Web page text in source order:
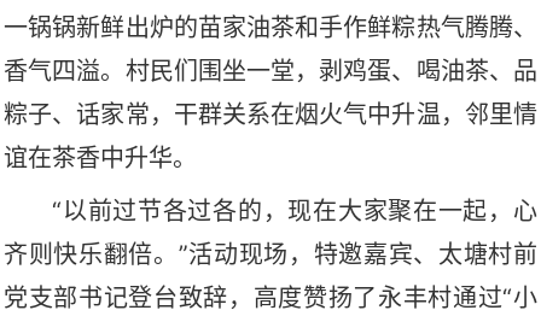
一锅锅新鲜出炉的苗家油茶和手作鲜粽热气腾腾、
香气四溢。村民们围坐一堂，剥鸡蛋、喝油茶、品
粽子、话家常，干群关系在烟火气中升温，邻里情
谊在茶香中升华。
“以前过节各过各的，现在大家聚在一起，心
齐则快乐翻倍。 ”活动现场，特邀嘉宾、太塘村前
党支部书记登台致辞，高度赞扬了永丰村通过“小